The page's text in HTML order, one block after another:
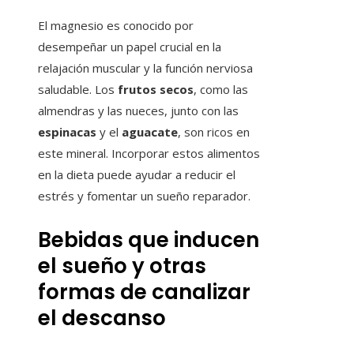
El magnesio es conocido por
desempeñar un papel crucial en la
relajación muscular y la función nerviosa
saludable. Los frutos secos, como las
almendras y las nueces, junto con las
espinacas y el aguacate, son ricos en
este mineral. Incorporar estos alimentos
en la dieta puede ayudar a reducir el
estrés y fomentar un sueño reparador.
Bebidas que inducen
el sueño y otras
formas de canalizar
el descanso